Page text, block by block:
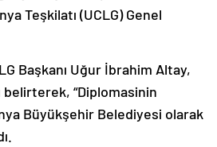
Teşkilatı (UCLG) Genel
Başkanı Uğur İbrahim Altay,
“Diplomasinin
Büyükşehir Belediyesi olarak